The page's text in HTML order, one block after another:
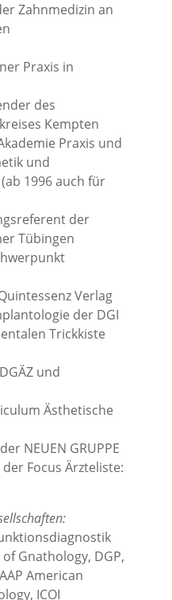
Zahnmedizin an
Praxis in
des
Kempten
Praxis und
und
1996 auch für
der
Tübingen
Verlag
der DGI
Trickkiste
und
Ästhetische
NEUEN GRUPPE
Focus Ärzteliste:
Gnathology, DGP,
American
ICOI